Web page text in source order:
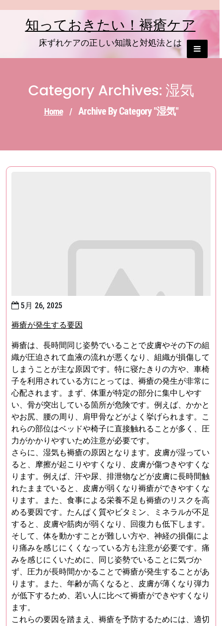
知っておきたい！褥瘡ケア
床ずれケアの正しい知識と対処法とは
Category Archives: 湿気
Home / Archive By Category "湿気"
5月 26, 2025
褥瘡が発生する要因
褥瘡は、長時間同じ姿勢でいることで皮膚やその下の組
織が圧迫されて血液の流れが悪くなり、組織が損傷して
しまうことが主な原因です。特に寝たきりの方や、車椅
子を利用されている方にとっては、褥瘡の発生が非常に
心配されます。まず、体重が特定の部分に集中しやす
い、骨が突出している箇所が危険です。例えば、かかと
やお尻、腰の周り、肩甲骨などがよく挙げられます。こ
れらの部位はベッドや椅子に直接触れることが多く、圧
力がかかりやすいため注意が必要です。
さらに、湿気も褥瘡の原因となります。皮膚が湿ってい
ると、摩擦が起こりやすくなり、皮膚が傷つきやすくな
ります。例えば、汗や尿、排泄物などが皮膚に長時間触
れたままでいると、皮膚が弱くなり褥瘡ができやすくな
ります。また、食事による栄養不足も褥瘡のリスクを高
める要因です。たんぱく質やビタミン、ミネラルが不足
すると、皮膚や筋肉が弱くなり、回復力も低下します。
そして、体を動かすことが難しい方や、神経の損傷によ
り痛みを感じにくくなっている方も注意が必要です。痛
みを感じにくいために、同じ姿勢でいることに気づか
ず、圧力が長時間かかることで褥瘡が発生することがあ
ります。また、年齢が高くなると、皮膚が薄くなり弾力
が低下するため、若い人に比べて褥瘡ができやすくなり
ます。
これらの要因を踏まえ、褥瘡を予防するためには、適切